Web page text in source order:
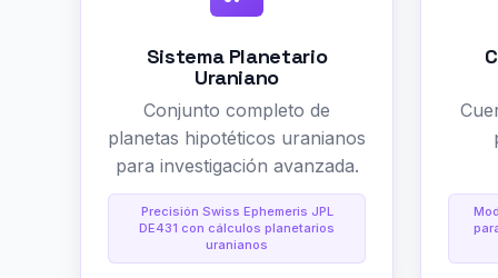
Sistema Planetario
Uraniano
Conjunto completo de
planetas hipotéticos uranianos
para investigación avanzada.
Precisión Swiss Ephemeris JPL
DE431 con cálculos planetarios
uranianos